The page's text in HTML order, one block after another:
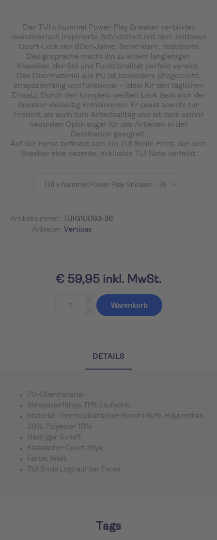
Der TUI x hummel Power Play Sneaker verbindet
skandinavisch inspirierte Schlichtheit mit dem zeitlosen
Court‑Look der 80er‑Jahre. Seine klare, reduzierte
Designsprache macht ihn zu einem langlebigen
Klassiker, der Stil und Funktionalität perfekt vereint.
Das Obermaterial aus PU ist besonders pflegeleicht,
strapazierfähig und funktional – ideal für den täglichen
Einsatz. Durch den komplett weißen Look lässt sich der
Sneaker vielseitig kombinieren: Er passt sowohl zur
Freizeit, als auch zum Arbeitsalltag und ist dank seiner
neutralen Optik sogar für das Arbeiten in der
Destination geeignet.
Auf der Ferse befindet sich ein TUI Smile Print, der dem
Sneaker eine dezente, exklusive TUI Note verleiht.
Artikelnummer: TUIG10093-36
Anbieter: Verticas
€ 59,95 inkl. MwSt.
i
h
Warenkorb
DETAILS
PU‑Obermaterial
Strapazierfähige TPR‑Laufsohle
Material: Thermoplastischer Gummi 60%, Polyurethan
30%, Polyester 10%
Niedriger Schaft
Klassischer Court‑Style
Farbe: Weiß
TUI Smile Logo auf der Ferse
Tags